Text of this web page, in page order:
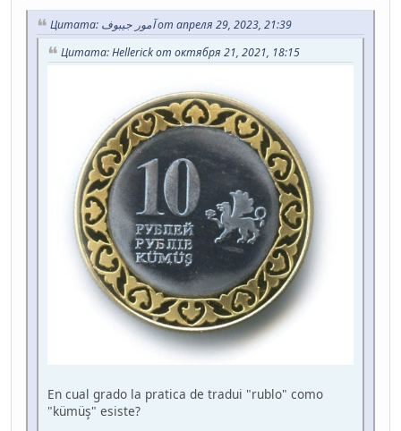
Цитата: آمور جیبوف от апреля 29, 2023, 21:39
Цитата: Hellerick от октября 21, 2021, 18:15
En cual grado la pratica de tradui "rublo" como
"kümüş" esiste?